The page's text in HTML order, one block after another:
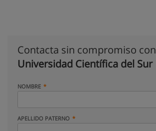
Contacta sin compromiso con
Universidad Científica del Sur
NOMBRE
APELLIDO PATERNO